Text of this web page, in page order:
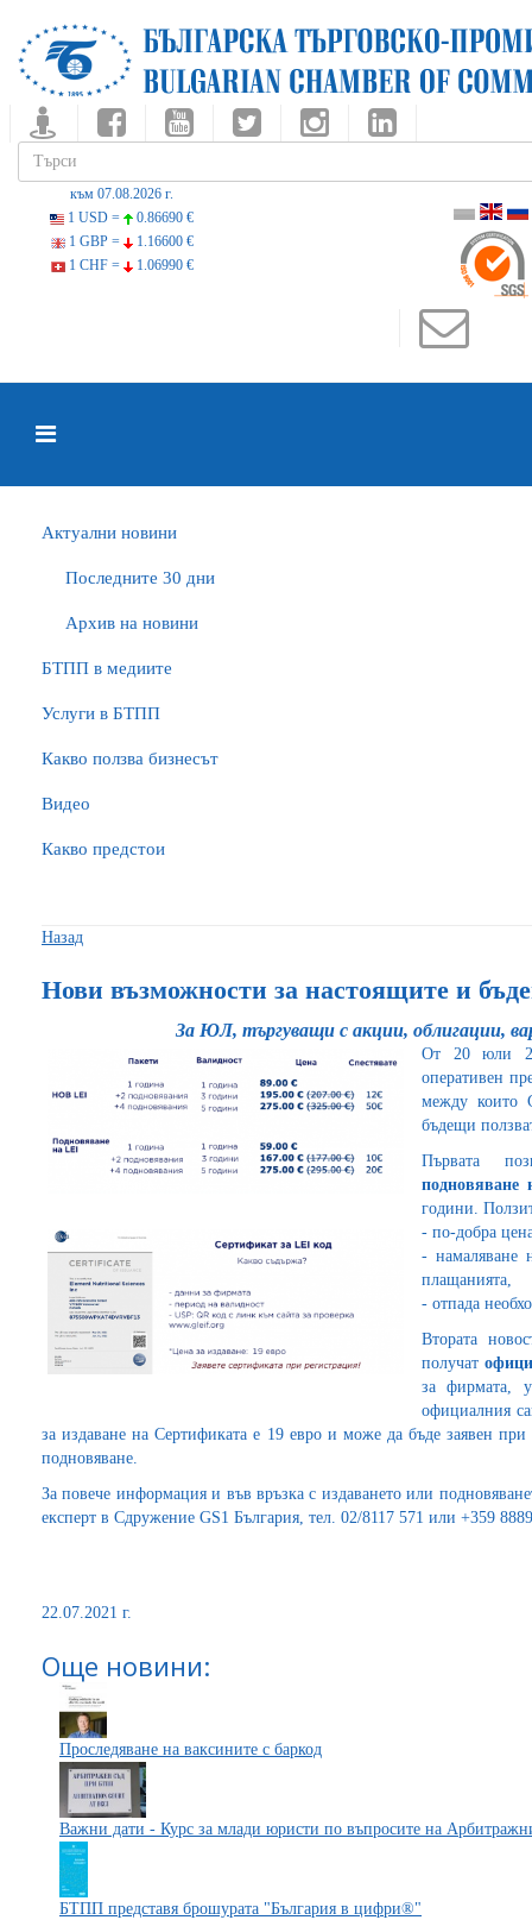
към 07.08.2026 г.
1 USD =
0.86690 €
1 GBP =
1.16600 €
1 CHF =
1.06990 €
Актуални новини
Последните 30 дни
Архив на новини
БTПП в медиите
Услуги в БТПП
Какво ползва бизнесът
Видео
Какво предстои
Назад
Нови възможности за настоящите и
За ЮЛ, търгуващи с акции, облигации,
От 20 юли
оперативен
между които
бъдещи
Първата
подновяване
години.
- по-добра
- намаляване
плащанията,
- отпада
Втората
получат
за фирмата,
официалния
за издаване на Сертификата е 19 евро и може да бъде заявен
подновяване.
За повече информация и във връзка с издаването или
експерт в Сдружение GS1 България, тел. 02/8117 571 или +359
22.07.2021 г.
Още новини:
Проследяване на ваксините с баркод
Важни дати - Курс за млади юристи по въпросите на
БТПП представя брошурата "България в цифри®"